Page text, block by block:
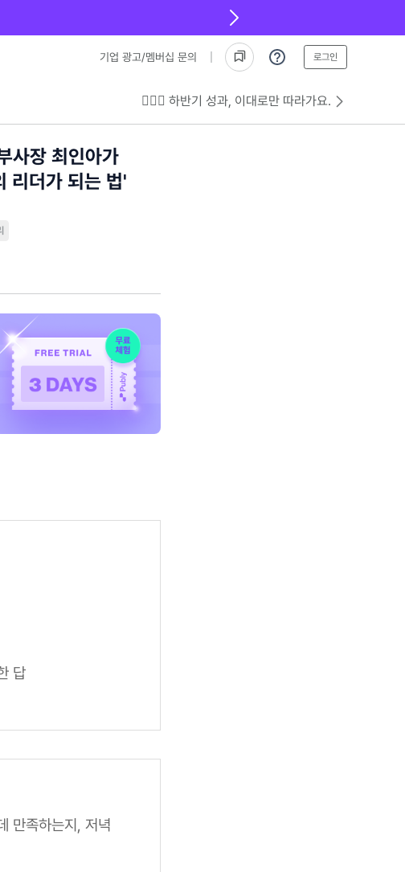
기업 광고/멤버십 문의 로그인
💁🏻‍♂️ 하반기 성과, 이대로만 따라가요.
사장 최인아가
리더가 되는 법'
답
만족하는지, 저녁